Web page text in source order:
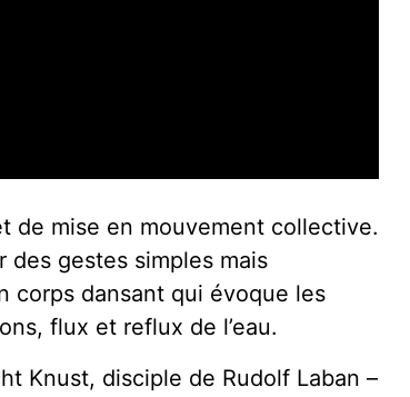
de mise en mouvement collective.
des gestes simples mais
corps dansant qui évoque les
flux et reflux de l’eau.
Knust, disciple de Rudolf Laban –